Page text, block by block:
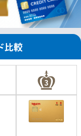
比較